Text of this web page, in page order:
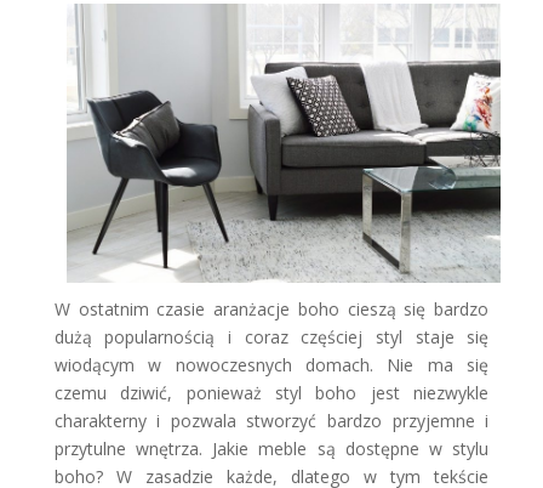
W ostatnim czasie aranżacje boho cieszą się bardzo
dużą popularnością i coraz częściej styl staje się
wiodącym w nowoczesnych domach. Nie ma się
czemu dziwić, ponieważ styl boho jest niezwykle
charakterny i pozwala stworzyć bardzo przyjemne i
przytulne wnętrza. Jakie meble są dostępne w stylu
boho? W zasadzie każde, dlatego w tym tekście